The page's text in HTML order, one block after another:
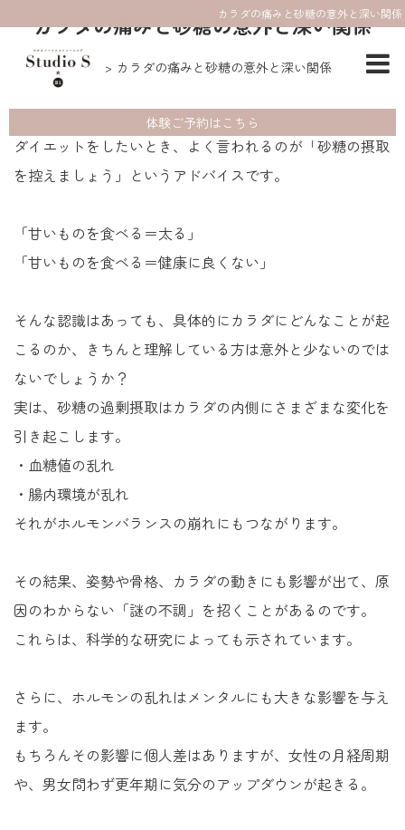
カラダの痛みと砂糖の意外と深い関係
体験ご予約はこちら
カラダの痛みと砂糖の意外と深い関係
HOME コラム カラダの痛みと砂糖の意外と深い関係
「腰が痛い…」「股関節が痛い」「膝が痛い」。
ダイエットをしたいとき、よく言われるのが「砂糖の摂取
を控えましょう」というアドバイスです。
「甘いものを食べる＝太る」
「甘いものを食べる＝健康に良くない」
そんな認識はあっても、具体的にカラダにどんなことが起
こるのか、きちんと理解している方は意外と少ないのでは
ないでしょうか？
実は、砂糖の過剰摂取はカラダの内側にさまざまな変化を
引き起こします。
・血糖値の乱れ
・腸内環境が乱れ
それがホルモンバランスの崩れにもつながります。
その結果、姿勢や骨格、カラダの動きにも影響が出て、原
因のわからない「謎の不調」を招くことがあるのです。
これらは、科学的な研究によっても示されています。
さらに、ホルモンの乱れはメンタルにも大きな影響を与え
ます。
もちろんその影響に個人差はありますが、女性の月経周期
や、男女問わず更年期に気分のアップダウンが起きる。